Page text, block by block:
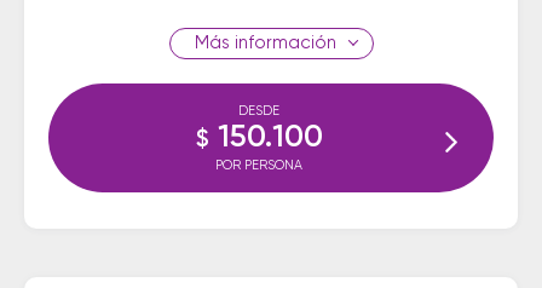
información
DESDE
$ 150.100
POR PERSONA